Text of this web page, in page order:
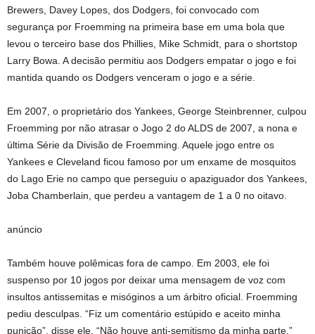
Brewers, Davey Lopes, dos Dodgers, foi convocado com
segurança por Froemming na primeira base em uma bola que
levou o terceiro base dos Phillies, Mike Schmidt, para o shortstop
Larry Bowa. A decisão permitiu aos Dodgers empatar o jogo e foi
mantida quando os Dodgers venceram o jogo e a série.
Em 2007, o proprietário dos Yankees, George Steinbrenner, culpou
Froemming por não atrasar o Jogo 2 do ALDS de 2007, a nona e
última Série da Divisão de Froemming. Aquele jogo entre os
Yankees e Cleveland ficou famoso por um enxame de mosquitos
do Lago Erie no campo que perseguiu o apaziguador dos Yankees,
Joba Chamberlain, que perdeu a vantagem de 1 a 0 no oitavo.
anúncio
Também houve polêmicas fora de campo. Em 2003, ele foi
suspenso por 10 jogos por deixar uma mensagem de voz com
insultos antissemitas e misóginos a um árbitro oficial. Froemming
pediu desculpas. “Fiz um comentário estúpido e aceito minha
punição”, disse ele. “Não houve anti-semitismo da minha parte.”